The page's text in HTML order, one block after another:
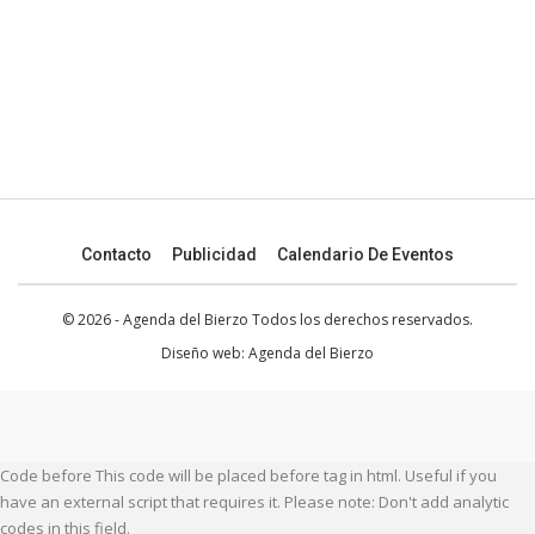
Contacto Publicidad Calendario De Eventos
© 2026 - Agenda del Bierzo Todos los derechos reservados.
Diseño web: Agenda del Bierzo
Code before This code will be placed before tag in html. Useful if you
have an external script that requires it. Please note: Don't add analytic
codes in this field.